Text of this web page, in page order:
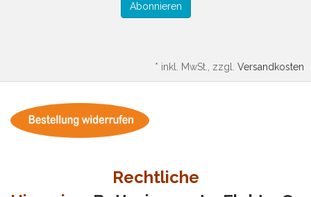
Abonnieren
* inkl. MwSt., zzgl. Versandkosten
Rechtliche